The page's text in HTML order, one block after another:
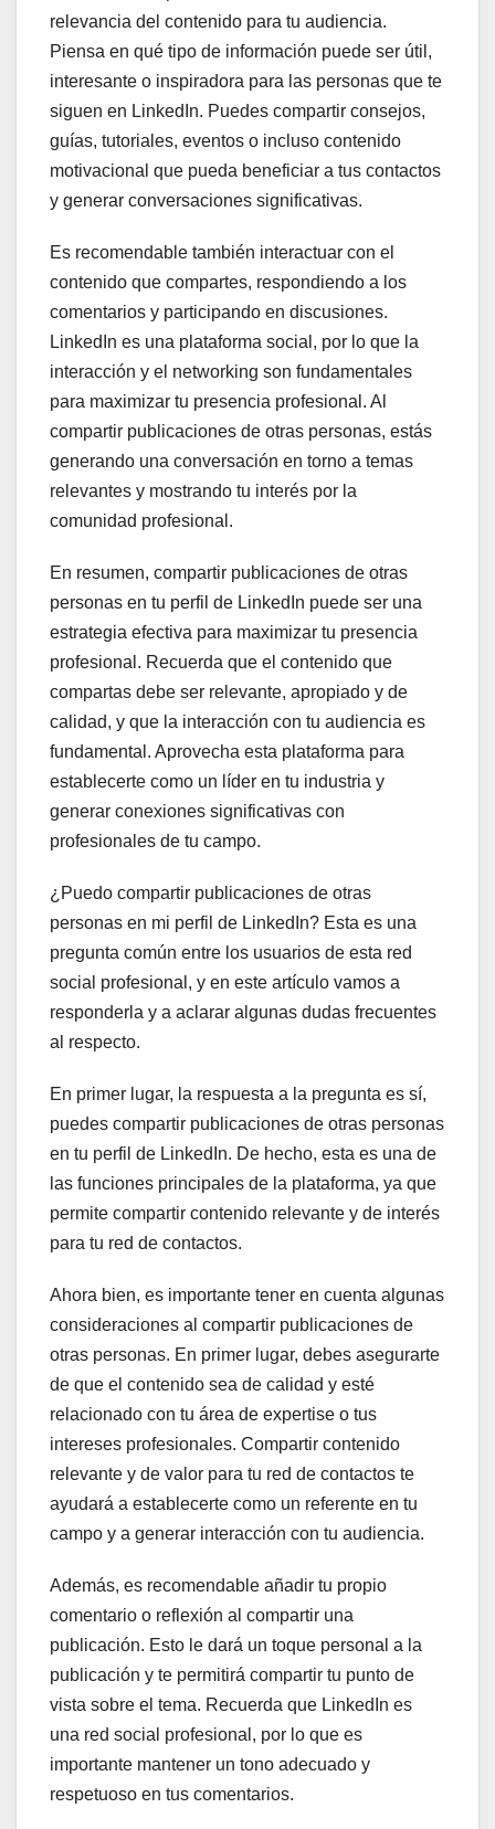
relevancia del contenido para tu audiencia.
Piensa en qué tipo de información puede ser útil,
interesante o inspiradora para las personas que te
siguen en LinkedIn. Puedes compartir consejos,
guías, tutoriales, eventos o incluso contenido
motivacional que pueda beneficiar a tus contactos
y generar conversaciones significativas.
Es recomendable también interactuar con el
contenido que compartes, respondiendo a los
comentarios y participando en discusiones.
LinkedIn es una plataforma social, por lo que la
interacción y el networking son fundamentales
para maximizar tu presencia profesional. Al
compartir publicaciones de otras personas, estás
generando una conversación en torno a temas
relevantes y mostrando tu interés por la
comunidad profesional.
En resumen, compartir publicaciones de otras
personas en tu perfil de LinkedIn puede ser una
estrategia efectiva para maximizar tu presencia
profesional. Recuerda que el contenido que
compartas debe ser relevante, apropiado y de
calidad, y que la interacción con tu audiencia es
fundamental. Aprovecha esta plataforma para
establecerte como un líder en tu industria y
generar conexiones significativas con
profesionales de tu campo.
¿Puedo compartir publicaciones de otras
personas en mi perfil de LinkedIn? Esta es una
pregunta común entre los usuarios de esta red
social profesional, y en este artículo vamos a
responderla y a aclarar algunas dudas frecuentes
al respecto.
En primer lugar, la respuesta a la pregunta es sí,
puedes compartir publicaciones de otras personas
en tu perfil de LinkedIn. De hecho, esta es una de
las funciones principales de la plataforma, ya que
permite compartir contenido relevante y de interés
para tu red de contactos.
Ahora bien, es importante tener en cuenta algunas
consideraciones al compartir publicaciones de
otras personas. En primer lugar, debes asegurarte
de que el contenido sea de calidad y esté
relacionado con tu área de expertise o tus
intereses profesionales. Compartir contenido
relevante y de valor para tu red de contactos te
ayudará a establecerte como un referente en tu
campo y a generar interacción con tu audiencia.
Además, es recomendable añadir tu propio
comentario o reflexión al compartir una
publicación. Esto le dará un toque personal a la
publicación y te permitirá compartir tu punto de
vista sobre el tema. Recuerda que LinkedIn es
una red social profesional, por lo que es
importante mantener un tono adecuado y
respetuoso en tus comentarios.